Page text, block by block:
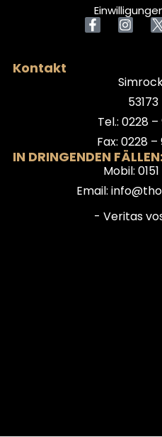
Kontakt
Tel.: 0228
Fax: 0228
IN DRINGENDEN FÄLLEN:
Mobil: 0151
Email:
- Veritas